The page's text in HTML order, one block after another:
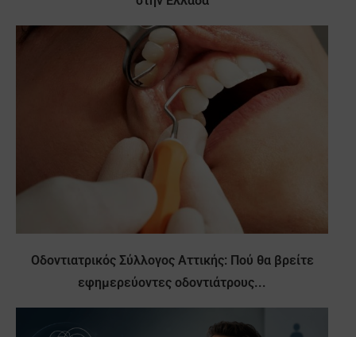
Οδοντιατρικός Σύλλογος Αττικής: Πού θα βρείτε
εφημερεύοντες οδοντιάτρους...